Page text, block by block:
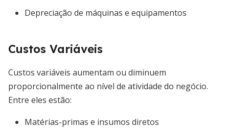
Depreciação de máquinas e equipamentos
Custos Variáveis
Custos variáveis aumentam ou diminuem
proporcionalmente ao nível de atividade do negócio.
Entre eles estão:
Matérias-primas e insumos diretos